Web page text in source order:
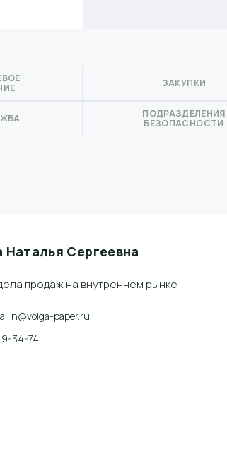
ЗАКУПКИ
ПОДРАЗДЕЛЕНИЯ
БЕЗОПАСНОСТИ
Наталья Сергеевна
продаж на внутреннем рынке
paper.ru
9-34-74